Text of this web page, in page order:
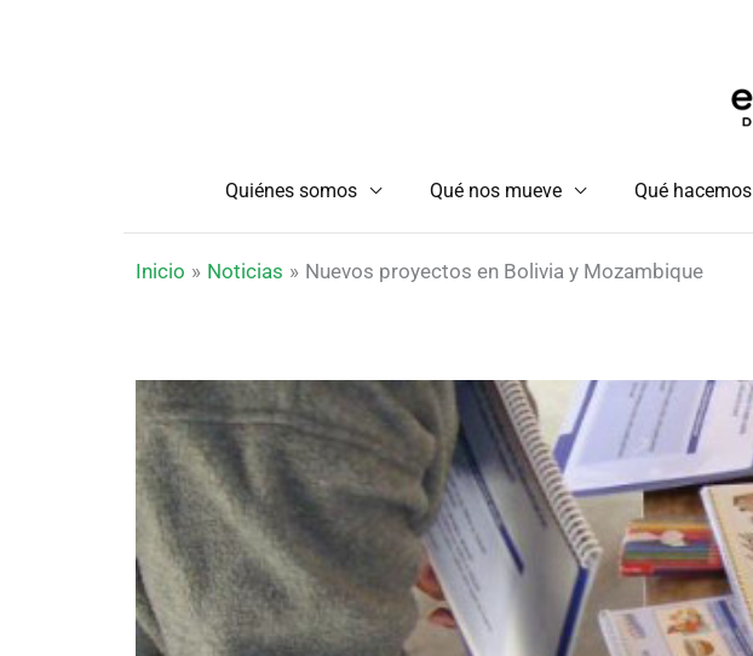
Quiénes somos Qué nos mueve Qué hacemos
Inicio Noticias Nuevos proyectos en Bolivia y Mozambique